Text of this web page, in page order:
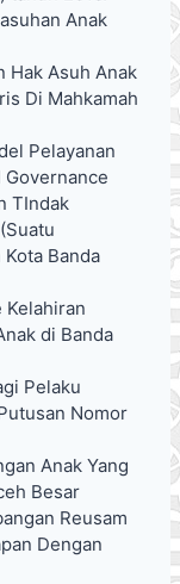
Anak
Hak Asuh Anak
Di Mahkamah
Pelayanan
Governance
TIndak
Banda
Kelahiran
di Banda
Pelaku
Nomor
Anak Yang
Besar
Reusam
Dengan